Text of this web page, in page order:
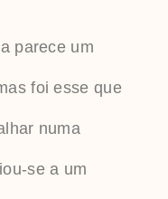
parece um
foi esse que
numa
se a um